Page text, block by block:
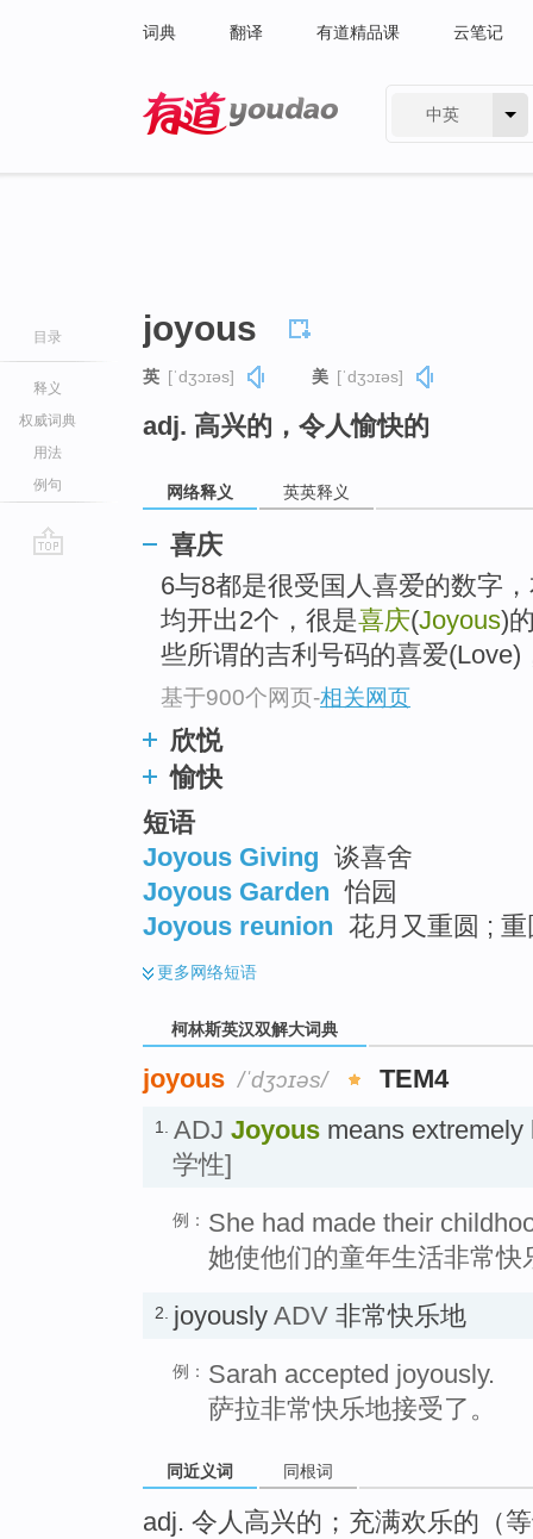
词典 翻译 有道精品课 云笔记
中英
目录
释义
权威词典
用法
例句
joyous
英 [ˈdʒɔɪəs] 美 [ˈdʒɔɪəs]
adj. 高兴的，令人愉快的
网络释义 英英释义
喜庆
6与8都是很受国人喜爱的数字
均开出2个，很是喜庆(Joyous)
些所谓的吉利号码的喜爱
基于900个网页-相关网页
欣悦
愉快
短语
Joyous Giving 谈喜舍
Joyous Garden 怡园
Joyous reunion 花月又重圆 ; 重
更多网络短语
柯林斯英汉双解大词典
joyous /ˈdʒɔɪəs/ TEM4
1. ADJ Joyous means
学性]
例： She had made their
她使他们的童年生活非常快
2. joyously ADV 非常快乐地
例： Sarah accepted joyously.
萨拉非常快乐地接受了。
同近义词 同根词
adj. 令人高兴的；充满欢乐的（